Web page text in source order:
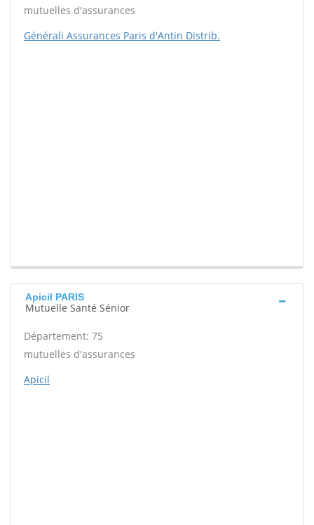
mutuelles d'assurances
Générali Assurances Paris d'Antin Distrib.
Apicil PARIS
Mutuelle Santé Sénior
Département: 75
mutuelles d'assurances
Apicil